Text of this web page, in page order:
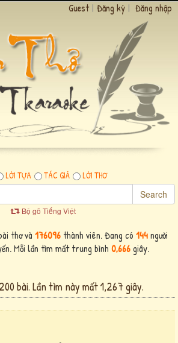
Guest | Đăng ký | Đăng nhập
LỜI TỰA TÁC GIẢ LỜI THƠ
Search
Bộ gõ Tiếng Việt
thơ và 176096thành viên. Đang có 144người
Mỗi lần tìm mất trung bình 0,666giây.
bài. Lần tìm này mất 1,267 giây.